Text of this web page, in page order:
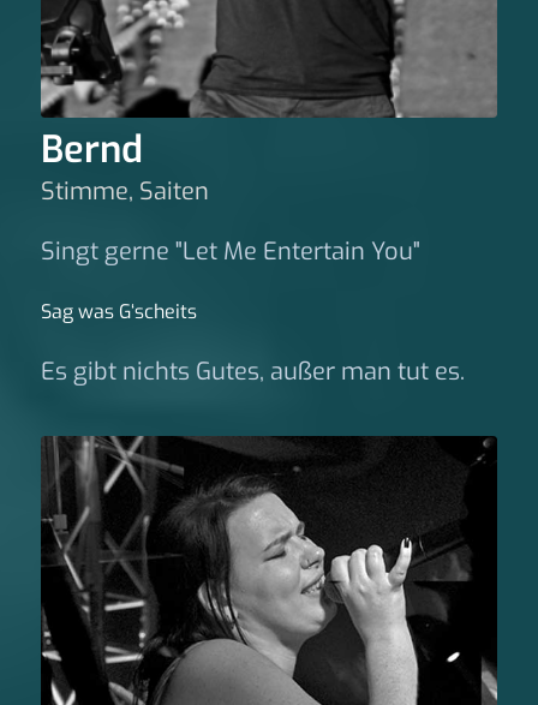
Bernd
Stimme, Saiten
Singt gerne "Let Me Entertain You"
Sag was G‘scheits
Es gibt nichts Gutes, außer man tut es.